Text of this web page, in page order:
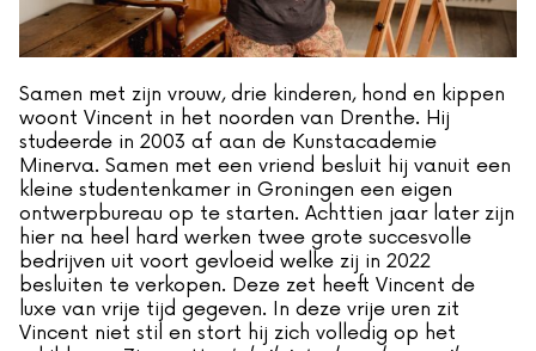
Samen met zijn vrouw, drie kinderen, hond en kippen
woont Vincent in het noorden van Drenthe. Hij
studeerde in 2003 af aan de Kunstacademie
Minerva. Samen met een vriend besluit hij vanuit een
kleine studentenkamer in Groningen een eigen
ontwerpbureau op te starten. Achttien jaar later zijn
hier na heel hard werken twee grote succesvolle
bedrijven uit voort gevloeid welke zij in 2022
besluiten te verkopen. Deze zet heeft Vincent de
luxe van vrije tijd gegeven. In deze vrije uren zit
Vincent niet stil en stort hij zich volledig op het